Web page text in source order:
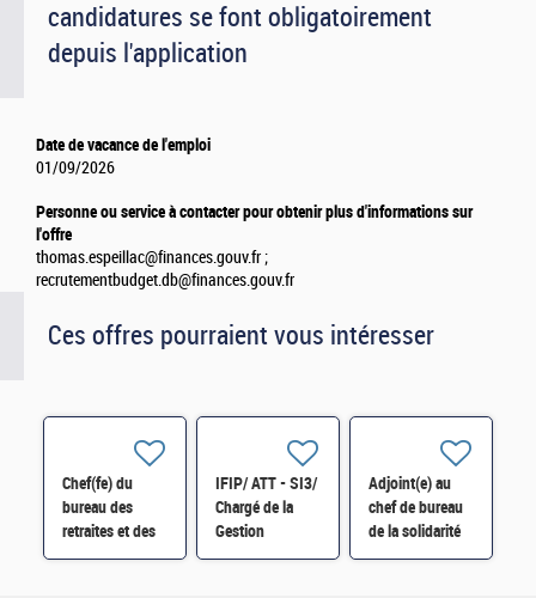
candidatures se font obligatoirement
depuis l'application
Date de vacance de l'emploi
01/09/2026
Personne ou service à contacter pour obtenir plus d'informations sur
l'offre
thomas.espeillac@finances.gouv.fr ;
recrutementbudget.db@finances.gouv.fr
Ces offres pourraient vous intéresser
Chef(fe) du
bureau des
retraites et des
régimes
IFIP/ ATT - SI3/
Chargé de la
Gestion
Contractuelle et
Adjoint(e) au
chef de bureau
de la solidarité
et de l'insertion